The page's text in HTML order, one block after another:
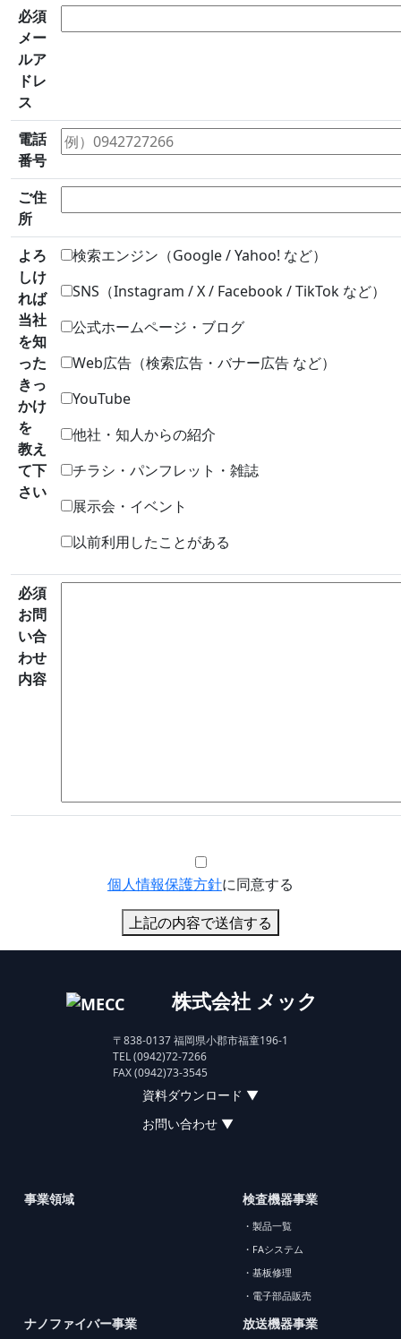
必須
メー
ルア
ドレ
ス
電話
番号
ご住
所
よろ
しけ
れば
当社
を知
った
きっ
かけ
を
教え
て下
さい
検索エンジン（Google / Yahoo! など）
SNS（Instagram / X / Facebook / TikTok など）
公式ホームページ・ブログ
Web広告（検索広告・バナー広告 など）
YouTube
他社・ 知人からの紹介
チラシ・パンフレット・雑誌
展示会 ・ イベント
以前利用したことがある
必須
お問
い合
わせ
内容
個人情報保護方針に同意する
上記の内容で送信する
株式会社 メック
〒838-0137 福岡県小郡市福童196-1
TEL (0942)72-7266
FAX (0942)73-3545
資料ダウンロード ▼
お問い合わせ ▼
事業領域 検査機器事業
・製品一覧
・FAシステム
・基板修理
・電子部品販売
ナノファイバー事業 放送機器事業